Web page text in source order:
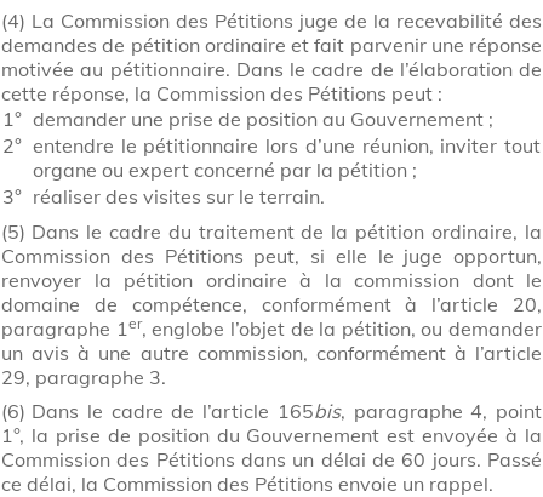
(4) La Commission des Pétitions juge de la recevabilité des
demandes de pétition ordinaire et fait parvenir une réponse
motivée au pétitionnaire. Dans le cadre de l’élaboration de
cette réponse, la Commission des Pétitions peut :
1° demander une prise de position au Gouvernement ;
2° entendre le pétitionnaire lors d’une réunion, inviter tout
organe ou expert concerné par la pétition ;
3° réaliser des visites sur le terrain.
(5) Dans le cadre du traitement de la pétition ordinaire, la
Commission des Pétitions peut, si elle le juge opportun,
renvoyer la pétition ordinaire à la commission dont le
domaine de compétence, conformément à l’article 20,
paragraphe 1 er, englobe l’objet de la pétition, ou demander
un avis à une autre commission, conformément à l’article
29, paragraphe 3.
(6) Dans le cadre de l’article 165bis, paragraphe 4, point
1°, la prise de position du Gouvernement est envoyée à la
Commission des Pétitions dans un délai de 60 jours. Passé
ce délai, la Commission des Pétitions envoie un rappel.